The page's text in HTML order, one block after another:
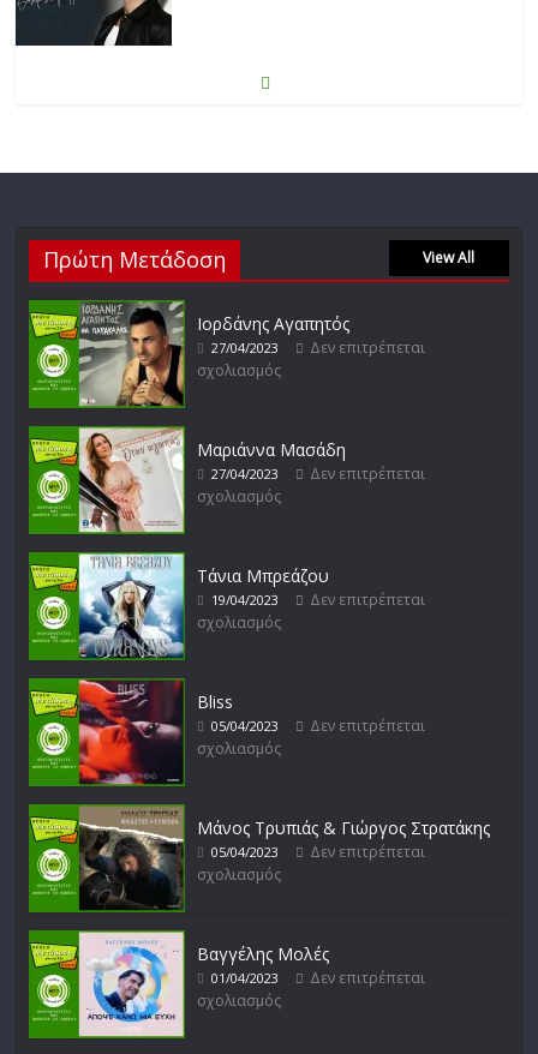
Μικρές Περιπλανήσεις
16/02/2023 Δεν επιτρέπεται σχολιασμός
Πρώτη Μετάδοση View All
Ιορδάνης Αγαπητός
27/04/2023
Δεν επιτρέπεται
σχολιασμός
Μαριάννα Μασάδη
27/04/2023
Δεν επιτρέπεται
σχολιασμός
Τάνια Μπρεάζου
19/04/2023
Δεν επιτρέπεται
σχολιασμός
Bliss
05/04/2023
Δεν επιτρέπεται
σχολιασμός
Μάνος Τρυπιάς & Γιώργος Στρατάκης
05/04/2023
Δεν επιτρέπεται
σχολιασμός
Βαγγέλης Μολές
01/04/2023
Δεν επιτρέπεται
σχολιασμός